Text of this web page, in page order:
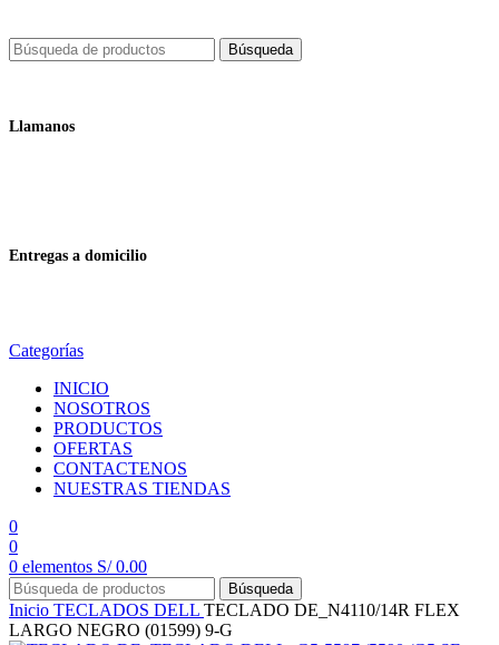
Búsqueda
Llamanos
Entregas a domicilio
Categorías
INICIO
NOSOTROS
PRODUCTOS
OFERTAS
CONTACTENOS
NUESTRAS TIENDAS
0
0
0 elementos S/0.00
Búsqueda
Inicio TECLADOS DELL TECLADO DE_N4110/14R FLEX
LARGO NEGRO (01599) 9-G